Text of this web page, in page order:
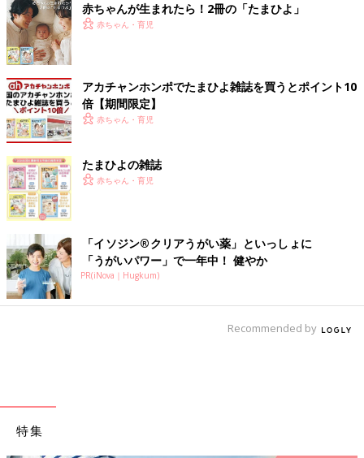
赤ちゃんが生まれたら！2冊の「たまひよ」
赤ちゃん・育児
アカチャンホンポでたまひよ雑誌を買うとポイント10
倍【期間限定】
赤ちゃん・育児
たまひよの雑誌
赤ちゃん・育児
「イソジン®クリアうがい薬」といっしょに
「うがいパワー」で一年中！ 健やか
PR(iNova｜Hugkum)
Recommended by
特集